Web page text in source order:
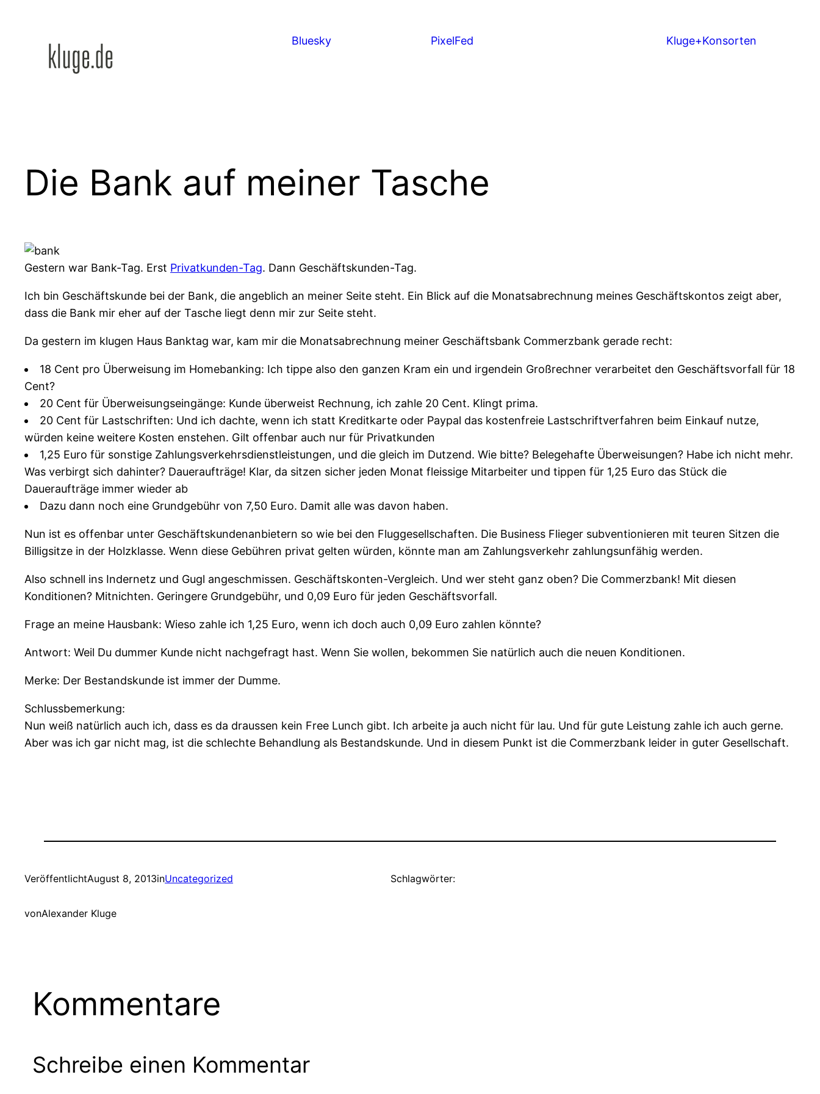
springen
Bluesky PixelFed Kluge+Konsorten
Die Bank auf meiner Tasche
Gestern war Bank-Tag. Erst Privatkunden-Tag. Dann Geschäftskunden-Tag.
Ich bin Geschäftskunde bei der Bank, die angeblich an meiner Seite steht. Ein Blick auf die Monatsabrechnung meines Geschäftskontos zeigt aber,
dass die Bank mir eher auf der Tasche liegt denn mir zur Seite steht.
Da gestern im klugen Haus Banktag war, kam mir die Monatsabrechnung meiner Geschäftsbank Commerzbank gerade recht:
18 Cent pro Überweisung im Homebanking: Ich tippe also den ganzen Kram ein und irgendein Großrechner verarbeitet den Geschäftsvorfall für 18
Cent?
20 Cent für Überweisungseingänge: Kunde überweist Rechnung, ich zahle 20 Cent. Klingt prima.
20 Cent für Lastschriften: Und ich dachte, wenn ich statt Kreditkarte oder Paypal das kostenfreie Lastschriftverfahren beim Einkauf nutze,
würden keine weitere Kosten enstehen. Gilt offenbar auch nur für Privatkunden
1,25 Euro für sonstige Zahlungsverkehrsdienstleistungen, und die gleich im Dutzend. Wie bitte? Belegehafte Überweisungen? Habe ich nicht mehr.
Was verbirgt sich dahinter? Daueraufträge! Klar, da sitzen sicher jeden Monat fleissige Mitarbeiter und tippen für 1,25 Euro das Stück die
Daueraufträge immer wieder ab
Dazu dann noch eine Grundgebühr von 7,50 Euro. Damit alle was davon haben.
Nun ist es offenbar unter Geschäftskundenanbietern so wie bei den Fluggesellschaften. Die Business Flieger subventionieren mit teuren Sitzen die
Billigsitze in der Holzklasse. Wenn diese Gebühren privat gelten würden, könnte man am Zahlungsverkehr zahlungsunfähig werden.
Also schnell ins Indernetz und Gugl angeschmissen. Geschäftskonten-Vergleich. Und wer steht ganz oben? Die Commerzbank! Mit diesen
Konditionen? Mitnichten. Geringere Grundgebühr, und 0,09 Euro für jeden Geschäftsvorfall.
Frage an meine Hausbank: Wieso zahle ich 1,25 Euro, wenn ich doch auch 0,09 Euro zahlen könnte?
Antwort: Weil Du dummer Kunde nicht nachgefragt hast. Wenn Sie wollen, bekommen Sie natürlich auch die neuen Konditionen.
Merke: Der Bestandskunde ist immer der Dumme.
Schlussbemerkung:
Nun weiß natürlich auch ich, dass es da draussen kein Free Lunch gibt. Ich arbeite ja auch nicht für lau. Und für gute Leistung zahle ich auch gerne.
Aber was ich gar nicht mag, ist die schlechte Behandlung als Bestandskunde. Und in diesem Punkt ist die Commerzbank leider in guter Gesellschaft.
VeröffentlichtAugust 8, 2013inUncategorized
vonAlexander Kluge
Schlagwörter:
Kommentare
Schreibe einen Kommentar